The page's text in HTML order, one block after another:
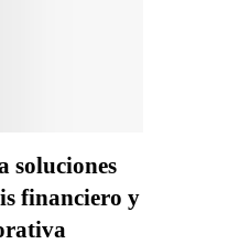
soluciones
financiero y